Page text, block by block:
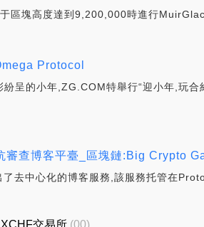
區塊高度達到9,200,000時進行
Protocol
呈的小年,ZG.COM特舉行“迎小年,玩
查博客平臺_區塊鏈:Big Crypto
去中心化的博客服務,該服務托管在